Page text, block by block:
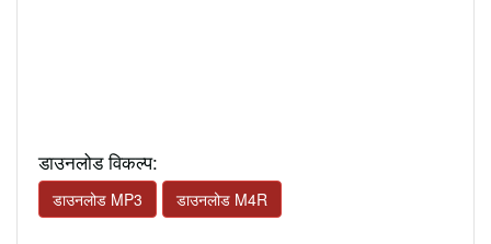
डाउनलोड विकल्प:
डाउनलोड MP3 डाउनलोड M4R